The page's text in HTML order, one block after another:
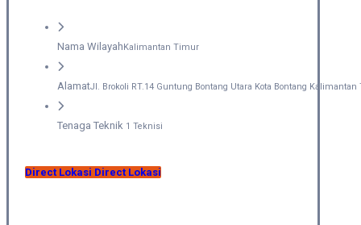
Nama WilayahKalimantan Timur
AlamatJl. Brokoli RT.14 Guntung Bontang Utara Kota Bontang
Tenaga Teknik 1 Teknisi
Direct Lokasi Direct Lokasi